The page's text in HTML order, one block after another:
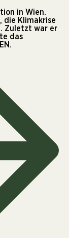
in Wien.
die Klimakrise
Zuletzt war er
das